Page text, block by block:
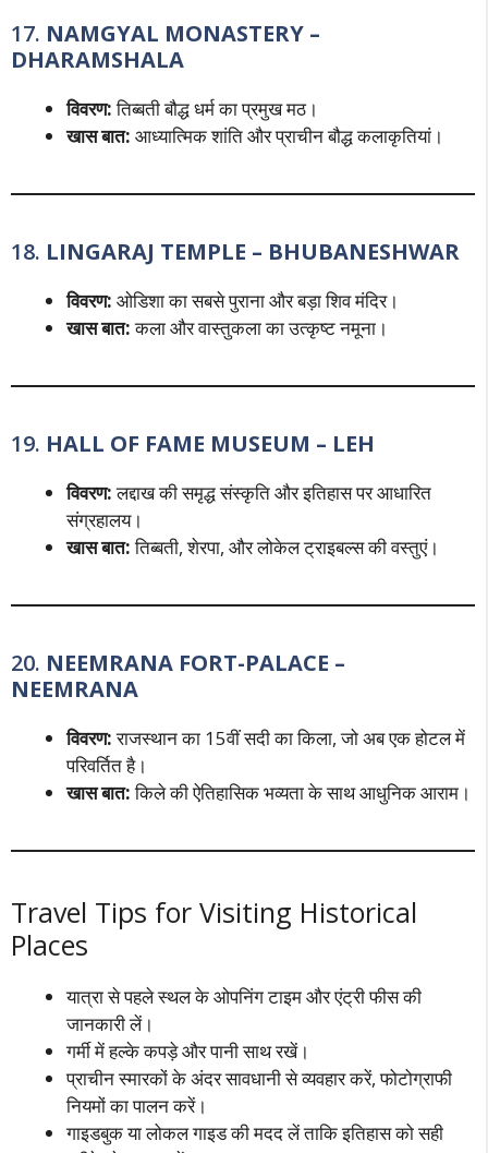
17. NAMGYAL MONASTERY –
DHARAMSHALA
विवरण:तिब्बती बौद्ध धर्म का प्रमुख मठ।
खास बात: आध्यात्मिक शांति और प्राचीन बौद्ध कलाकृतियां।
18. LINGARAJ TEMPLE – BHUBANESHWAR
विवरण: ओडिशा का सबसे पुराना और बड़ा शिव मंदिर।
खास बात:कला और वास्तुकला का उत्कृष्ट नमूना।
19. HALL OF FAME MUSEUM – LEH
विवरण:लद्दाख की समृद्ध संस्कृति और इतिहास पर आधारित
संग्रहालय।
खास बात:तिब्बती, शेरपा, और लोकेल ट्राइबल्स की वस्तुएं।
20. NEEMRANA FORT-PALACE –
NEEMRANA
विवरण:राजस्थान का 15वीं सदी का किला, जो अब एक होटल में
परिवर्तित है।
खास बात:किले की ऐतिहासिक भव्यता के साथ आधुनिक आराम।
Travel Tips for Visiting Historical
Places
यात्रा से पहले स्थल के ओपनिंग टाइम और एंट्री फीस की
जानकारी लें।
गर्मी में हल्के कपड़े और पानी साथ रखें।
प्राचीन स्मारकों के अंदर सावधानी से व्यवहार करें, फोटोग्राफी
नियमों का पालन करें।
गाइडबुक या लोकल गाइड की मदद लें ताकि इतिहास को सही